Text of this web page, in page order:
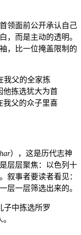
领面前公开承认自己
，而是主动的透明。
，比一位掩盖限制的
我父的全家拣
他拣选犹大为首
我父的众子里喜
），这是历代志神
层层聚焦：以色列十
事者要读者看见：
层一层筛选出来的。
子中拣选所罗